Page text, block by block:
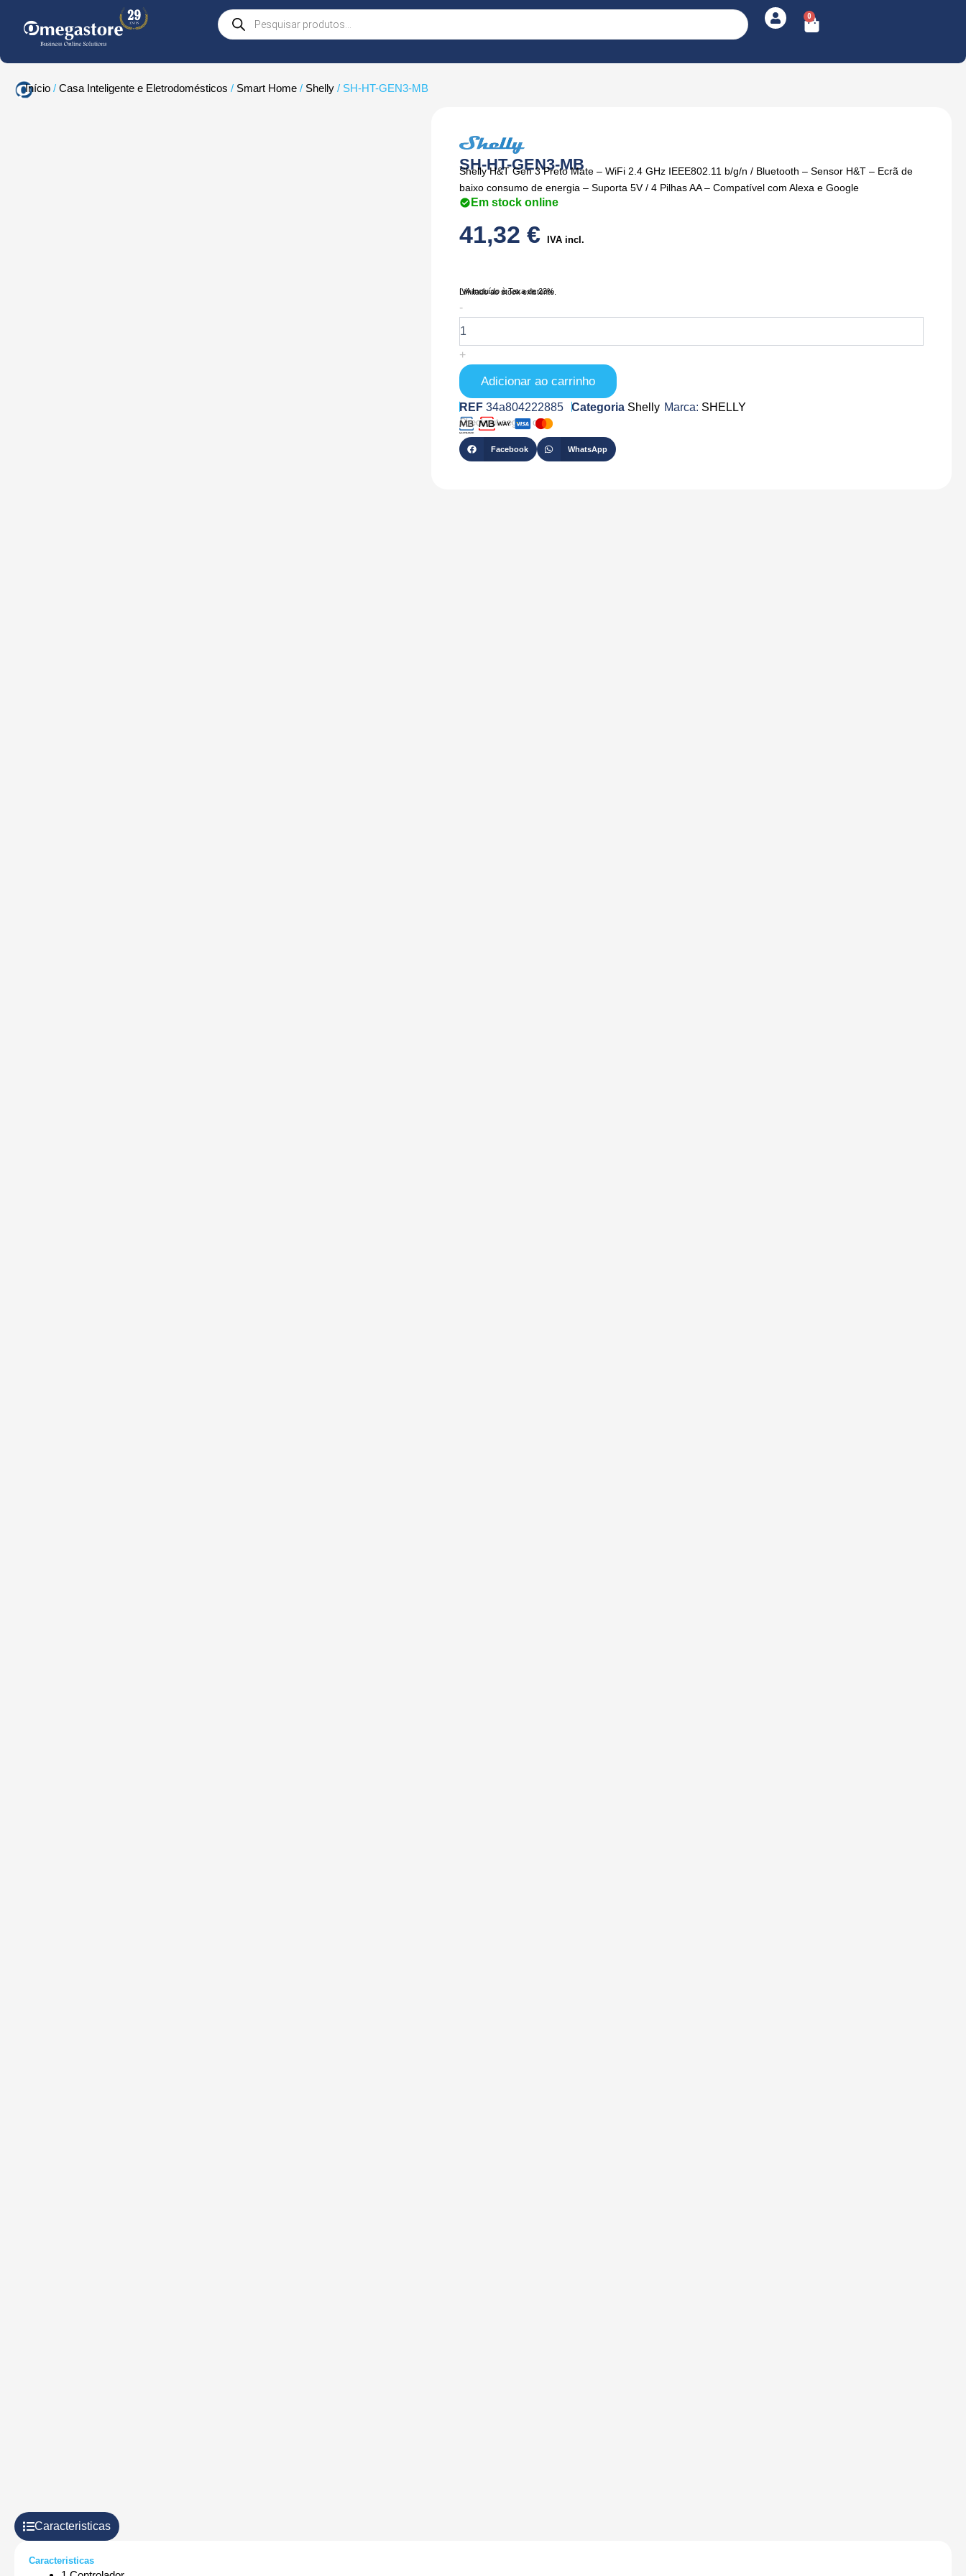
Products
search
0
Cart
Início /Casa Inteligente e Eletrodomésticos / Smart Home / Shelly / SH-HT-GEN3-MB
SH-HT-GEN3-MB
Shelly H&T Gen 3 Preto Mate – WiFi 2.4 GHz IEEE802.11 b/g/n / Bluetooth – Sensor H&T – Ecrã de
baixo consumo de energia – Suporta 5V / 4 Pilhas AA – Compatível com Alexa e Google
Em stock online
41,32€ IVA incl.
IVA Incluído à Taxa de 23%
Limitado ao stock existente.
-
de
SH-
HT-
GEN3-
+
Adicionar ao carrinho
REF34a804222885 Categoria Shelly Marca: SHELLY
Checkout seguro com
Facebook WhatsApp
Caracteristicas
Caracteristicas